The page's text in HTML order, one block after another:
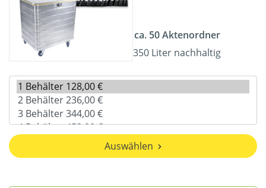
ca. 50 Aktenordner
350 Liter nachhaltig
Auswählen